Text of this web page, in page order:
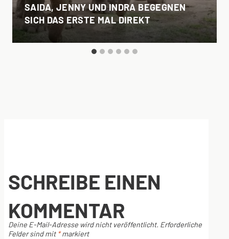
SAIDA, JENNY UND INDRA BEGEGNEN
SICH DAS ERSTE MAL DIREKT
SCHREIBE EINEN
KOMMENTAR
Deine E-Mail-Adresse wird nicht veröffentlicht. Erforderliche
Felder sind mit *markiert